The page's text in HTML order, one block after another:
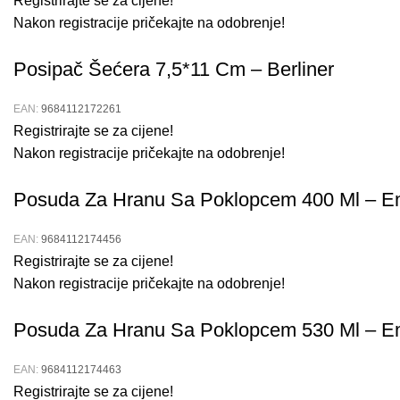
Nakon registracije pričekajte na odobrenje!
Posipač Šećera 7,5*11 Cm – Berliner
EAN: 9684112172261
Registrirajte se za cijene!
Nakon registracije pričekajte na odobrenje!
Posuda Za Hranu Sa Poklopcem 400 Ml –
EAN: 9684112174456
Registrirajte se za cijene!
Nakon registracije pričekajte na odobrenje!
Posuda Za Hranu Sa Poklopcem 530 Ml –
EAN: 9684112174463
Registrirajte se za cijene!